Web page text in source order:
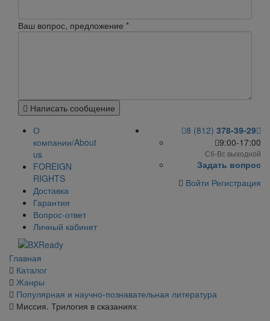
Ваш вопрос, предложение *
Написать сообщение
О
компании/About
us
FOREIGN
RIGHTS
Доставка
Гарантия
Вопрос-ответ
Личный кабинет
8 (812) 378-39-29
9:00-17:00
Сб-Вс выходной
Задать вопрос
Войти Регистрация
Главная
Каталог
Жанры
Популярная и научно-познавательная литература
Миссия. Трилогия в сказаниях